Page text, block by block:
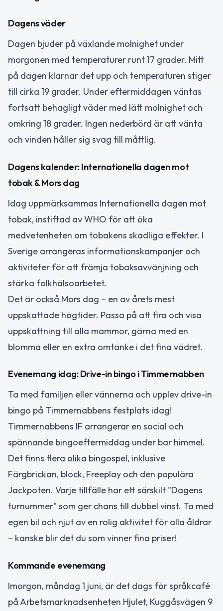
Dagens väder
Dagen bjuder på växlande molnighet under
morgonen med temperaturer runt 17 grader. Mitt
på dagen klarnar det upp och temperaturen stiger
till cirka 19 grader. Under eftermiddagen väntas
fortsatt behagligt väder med lätt molnighet och
omkring 18 grader. Ingen nederbörd är att vänta
och vinden håller sig svag till måttlig.
Dagens kalender: Internationella dagen mot
tobak & Mors dag
Idag uppmärksammas Internationella dagen mot
tobak, instiftad av WHO för att öka
medvetenheten om tobakens skadliga effekter. I
Sverige arrangeras informationskampanjer och
aktiviteter för att främja tobaksavvänjning och
stärka folkhälsoarbetet.
Det är också Mors dag – en av årets mest
uppskattade högtider. Passa på att fira och visa
uppskattning till alla mammor, gärna med en
blomma eller en extra omtanke i det fina vädret.
Evenemang idag: Drive-in bingo i Timmernabben
Ta med familjen eller vännerna och upplev drive-in
bingo på Timmernabbens festplats idag!
Timmernabbens IF arrangerar en social och
spännande bingoeftermiddag under bar himmel.
Det finns flera olika bingospel, inklusive
Färgbrickan, block, Freeplay och den populära
Jackpoten. Varje tillfälle har ett särskilt "Dagens
turnummer" som ger chans till dubbel vinst. Ta med
egen bil och njut av en rolig aktivitet för alla åldrar
– kanske blir det du som vinner fina priser!
Kommande evenemang
Imorgon, måndag 1 juni, är det dags för språkcafé
på Arbetsmarknadsenheten Hjulet, Kuggåsvägen 9